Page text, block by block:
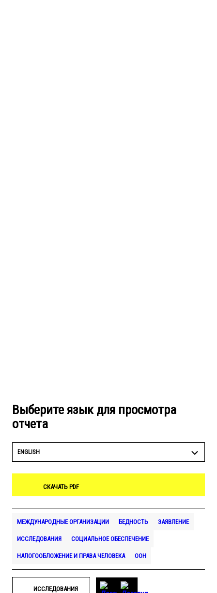
Выберите язык для просмотра
отчета
ENGLISH
СКАЧАТЬ PDF
МЕЖДУНАРОДНЫЕ ОРГАНИЗАЦИИ БЕДНОСТЬ ЗАЯВЛЕНИЕ
ИССЛЕДОВАНИЯ СОЦИАЛЬНОЕ ОБЕСПЕЧЕНИЕ
НАЛОГООБЛОЖЕНИЕ И ПРАВА ЧЕЛОВЕКА ООН
ИССЛЕДОВАНИЯ